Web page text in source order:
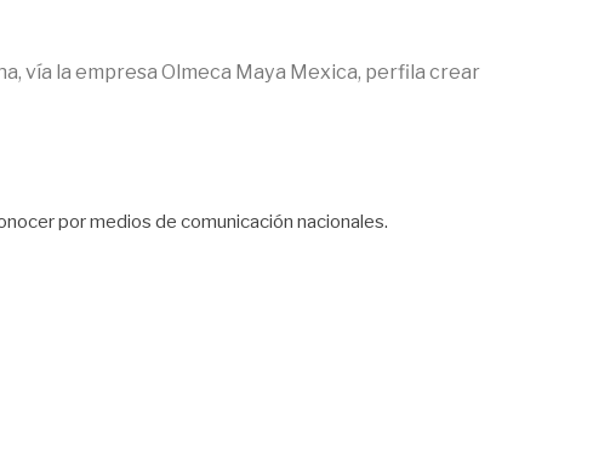
vía la empresa Olmeca Maya Mexica, perfila crear
por medios de comunicación nacionales.